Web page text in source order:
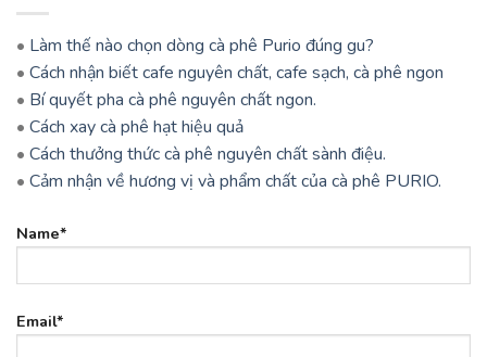
• Làm thế nào chọn dòng cà phê Purio đúng gu?
• Cách nhận biết cafe nguyên chất, cafe sạch, cà phê ngon
• Bí quyết pha cà phê nguyên chất ngon.
• Cách xay cà phê hạt hiệu quả
• Cách thưởng thức cà phê nguyên chất sành điệu.
• Cảm nhận về hương vị và phẩm chất của cà phê PURIO.
Name*
Email*